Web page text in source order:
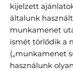
kijelzett
általunk
munkamenet
ismét törlődik a
(„munkamenet
használunk